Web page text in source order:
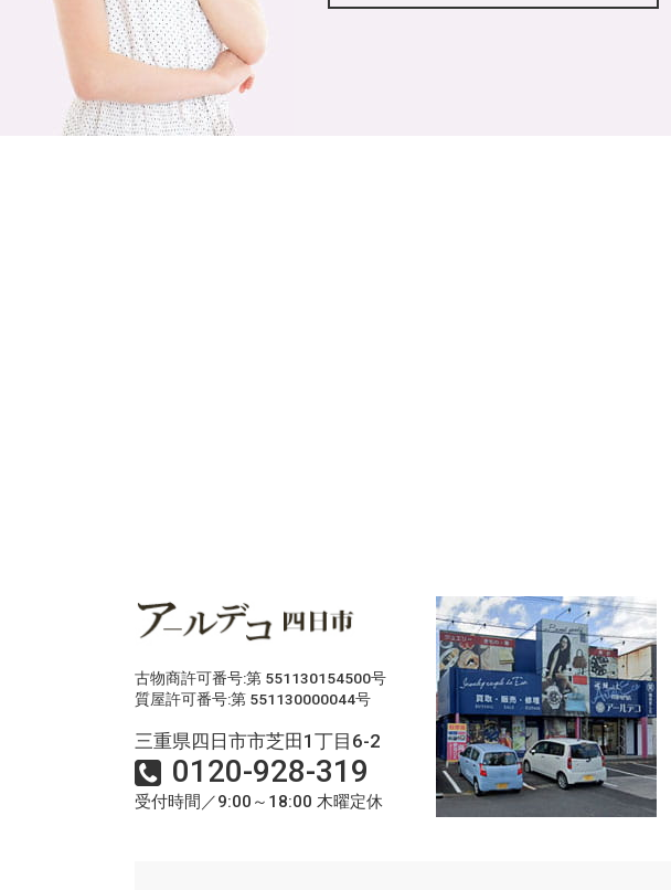
古物商許可番号:第 551130154500号
質屋許可番号:第 551130000044号
三重県四日市市芝田1丁目6-2
0120-928-319
受付時間／9:00～18:00 木曜定休